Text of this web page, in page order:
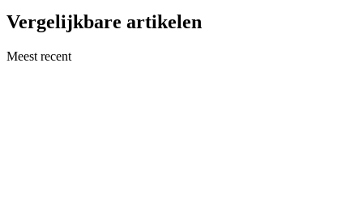
Vergelijkbare artikelen
Meest recent